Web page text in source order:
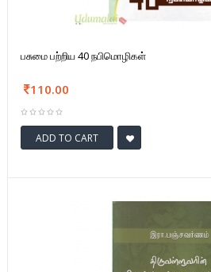
பசுமை பற்றிய 40 நபிமொழிகள்
110.00
ADD TO CART